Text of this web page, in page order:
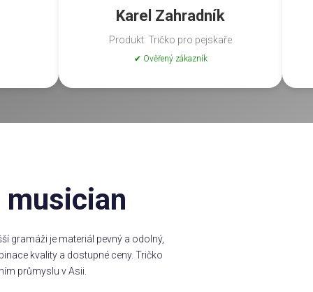
Karel Zahradník
Produkt: Tričko pro pejskaře
✔ Ověřený zákazník
musician
gramáži je materiál pevný a odolný,
kvality a dostupné ceny. Tričko
průmyslu v Asii.